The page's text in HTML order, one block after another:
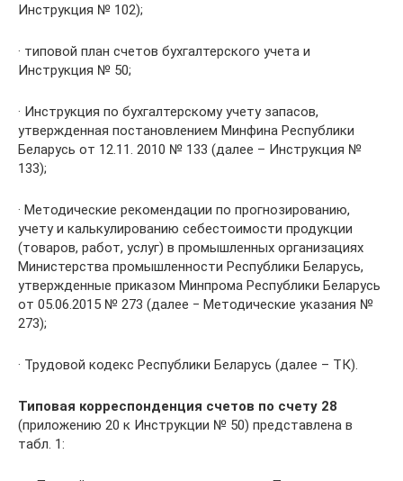
Инструкция № 102);
· типовой план счетов бухгалтерского учета и
Инструкция № 50;
· Инструкция по бухгалтерскому учету запасов,
утвержденная постановлением Минфина Республики
Беларусь от 12.11. 2010 № 133 (далее – Инструкция №
133);
· Методические рекомендации по прогнозированию,
учету и калькулированию себестоимости продукции
(товаров, работ, услуг) в промышленных организациях
Министерства промышленности Республики Беларусь,
утвержденные приказом Минпрома Республики Беларусь
от 05.06.2015 № 273 (далее ‒ Методические указания №
273);
· Трудовой кодекс Республики Беларусь (далее – ТК).
Типовая корреспонденция счетов по счету 28
(приложению 20 к Инструкции № 50) представлена в
табл. 1: